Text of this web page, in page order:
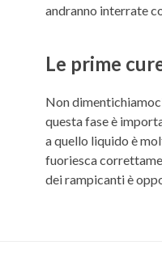
andranno interrate
Le prime
Non
questa fase è
a quello liquido è
fuoriesca
dei rampicanti è